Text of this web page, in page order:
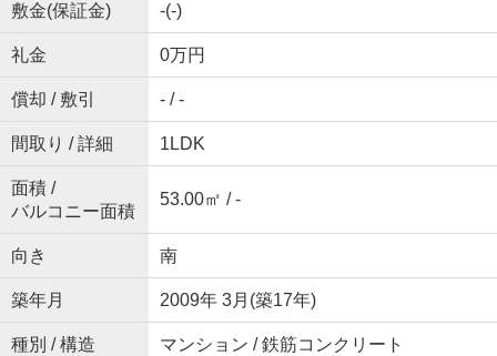
敷金(保証金) -(-)
礼金 0万円
償却 / 敷引 - / -
間取り / 詳細 1LDK
面積 /
バルコニー面積
53.00㎡ / -
向き 南
築年月 2009年 3月(築17年)
種別 / 構造 マンション / 鉄筋コンクリート